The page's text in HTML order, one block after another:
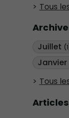
Tous
Juillet
Janvier
Tous